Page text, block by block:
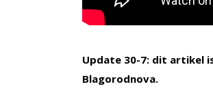
Update 30-7: dit artikel
Blagorodnova.